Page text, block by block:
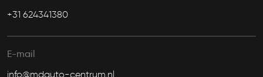
+31 624341380
E-mail
info@mdauto-centrum.nl